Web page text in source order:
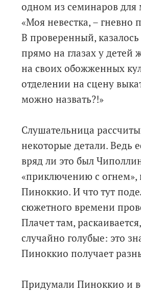
одном из семинаров для
«Моя невестка, – гневно
В проверенный,
прямо на глазах у детей
на своих обожженных
отделении на сцену
можно назвать?!»
Слушательница
некоторые детали. Ведь
вряд ли это был
«приключению с огнем»,
Пиноккио. И что тут
сюжетного времени
Плачет там,
случайно голубые: это
Пиноккио получает
Придумали Пиноккио и